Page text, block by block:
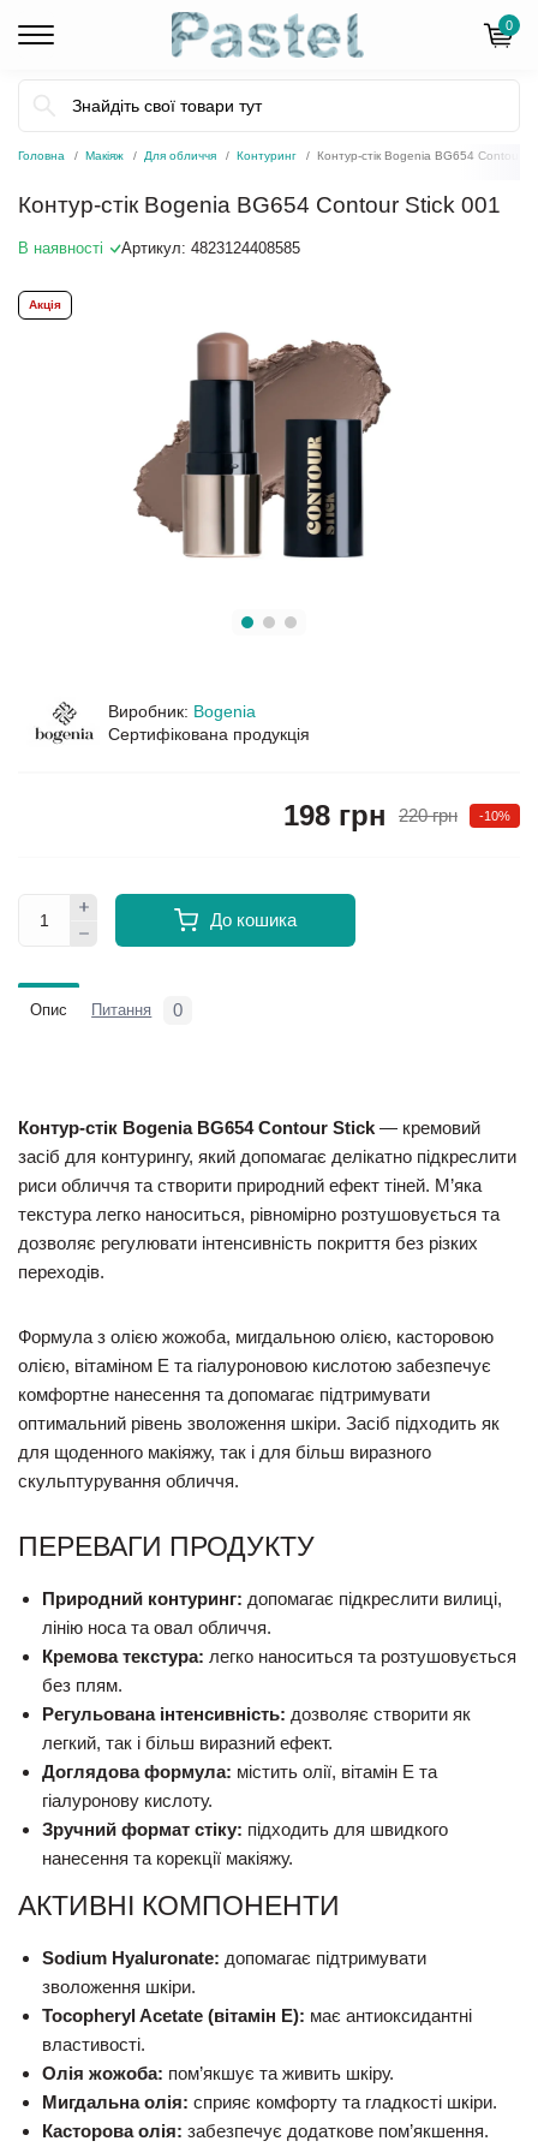
0
Головна Макіяж Для обличчя Контуринг Контур-стік Bogenia BG654 Contour
Контур-стік Bogenia BG654 Contour Stick 001
В наявності Артикул: 4823124408585
Акція
Виробник: Bogenia
Сертифікована продукція
220 грн -10%
198 грн
До кошика
Опис Питання 0
Контур-стік Bogenia BG654 Contour Stick — кремовий
засіб для контурингу, який допомагає делікатно підкреслити
риси обличчя та створити природний ефект тіней. М’яка
текстура легко наноситься, рівномірно розтушовується та
дозволяє регулювати інтенсивність покриття без різких
переходів.
Формула з олією жожоба, мигдальною олією, касторовою
олією, вітаміном E та гіалуроновою кислотою забезпечує
комфортне нанесення та допомагає підтримувати
оптимальний рівень зволоження шкіри. Засіб підходить як
для щоденного макіяжу, так і для більш виразного
скульптурування обличчя.
ПЕРЕВАГИ ПРОДУКТУ
Природний контуринг: допомагає підкреслити вилиці,
лінію носа та овал обличчя.
Кремова текстура: легко наноситься та розтушовується
без плям.
Регульована інтенсивність: дозволяє створити як
легкий, так і більш виразний ефект.
Доглядова формула: містить олії, вітамін E та
гіалуронову кислоту.
Зручний формат стіку: підходить для швидкого
нанесення та корекції макіяжу.
АКТИВНІ КОМПОНЕНТИ
Sodium Hyaluronate: допомагає підтримувати
зволоження шкіри.
Tocopheryl Acetate (вітамін E): має антиоксидантні
властивості.
Олія жожоба: пом’якшує та живить шкіру.
Мигдальна олія: сприяє комфорту та гладкості шкіри.
Касторова олія: забезпечує додаткове пом’якшення.